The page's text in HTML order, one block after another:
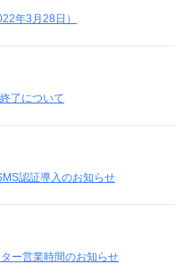
年3月28日）
了について
認証導入のお知らせ
ー営業時間のお知らせ